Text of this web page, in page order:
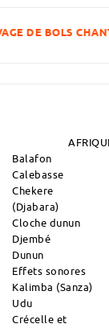
Balafon
Calebasse
Chekere
(Djabara)
Cloche dunun
Djembé
Dunun
Effets sonores
Kalimba (Sanza)
Udu
Crécelle et